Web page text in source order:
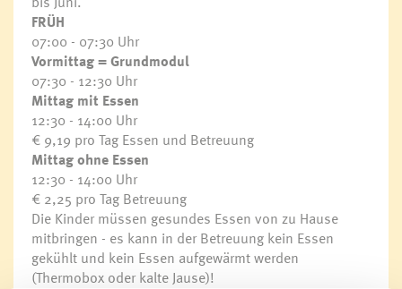
FRÜH
07:00 - 07:30 Uhr
Vormittag = Grundmodul
07:30 - 12:30 Uhr
Mittag mit Essen
12:30 - 14:00 Uhr
€ 9,19 pro Tag Essen und Betreuung
Mittag ohne Essen
12:30 - 14:00 Uhr
€ 2,25 pro Tag Betreuung
Die Kinder müssen gesundes Essen von zu Hause
mitbringen - es kann in der Betreuung kein Essen
gekühlt und kein Essen aufgewärmt werden
(Thermobox oder kalte Jause)!